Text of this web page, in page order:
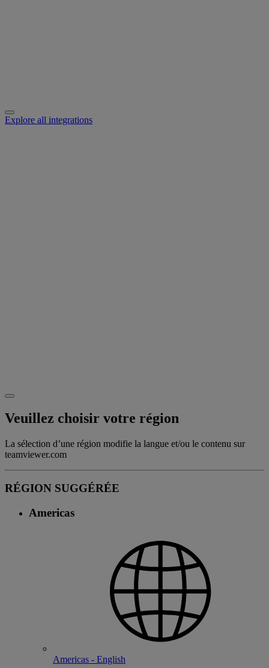
Explore all integrations
Veuillez choisir votre région
La sélection d’une région modifie la langue et/ou le contenu sur
teamviewer.com
RÉGION SUGGÉRÉE
Americas
Americas - English